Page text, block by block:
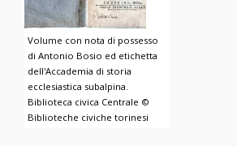
Volume con nota di possesso
di Antonio Bosio ed etichetta
dell'Accademia di storia
ecclesiastica subalpina.
Biblioteca civica Centrale ©
Biblioteche civiche torinesi